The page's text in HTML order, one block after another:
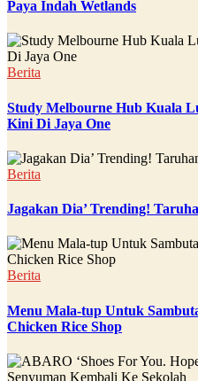
Paya Indah Wetlands
Berita
Study Melbourne Hub Kuala
Kini Di Jaya One
Berita
Jagakan Dia’ Trending!
Berita
Menu Mala-tup Untuk
Chicken Rice Shop